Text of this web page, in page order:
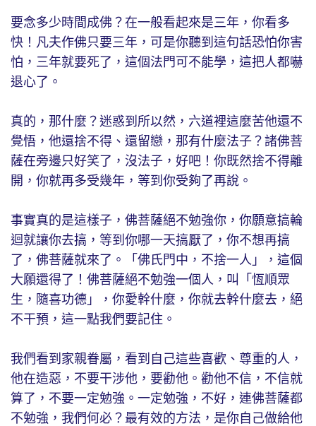
要念多少時間成佛？在一般看起來是三年，你看多
快！凡夫作佛只要三年，可是你聽到這句話恐怕你害
怕，三年就要死了，這個法門可不能學，這把人都嚇
退心了。
真的，那什麼？迷惑到所以然，六道裡這麼苦他還不
覺悟，他還捨不得、還留戀，那有什麼法子？諸佛菩
薩在旁邊只好笑了，沒法子，好吧！你既然捨不得離
開，你就再多受幾年，等到你受夠了再說。
事實真的是這樣子，佛菩薩絕不勉強你，你願意搞輪
迴就讓你去搞，等到你哪一天搞厭了，你不想再搞
了，佛菩薩就來了。「佛氏門中，不捨一人」，這個
大願還得了！佛菩薩絕不勉強一個人，叫「恆順眾
生，隨喜功德」，你愛幹什麼，你就去幹什麼去，絕
不干預，這一點我們要記住。
我們看到家親眷屬，看到自己這些喜歡、尊重的人，
他在造惡，不要干涉他，要勸他。勸他不信，不信就
算了，不要一定勉強。一定勉強，不好，連佛菩薩都
不勉強，我們何必？最有效的方法，是你自己做給他